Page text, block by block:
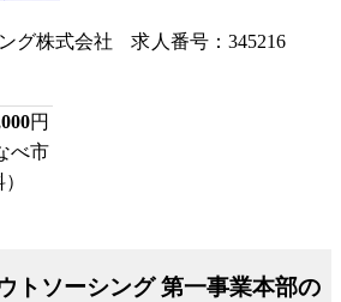
グ株式会社 求人番号：345216
円
べ市
トソーシング 第一事業本部の